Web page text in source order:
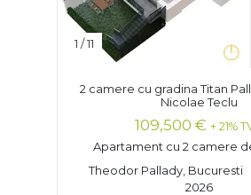
1 /11
2 camere cu gradina Titan
Nicolae Teclu
109,500 € + 21%
Apartament cu 2 camere
Theodor Pallady, Bucuresti
2026